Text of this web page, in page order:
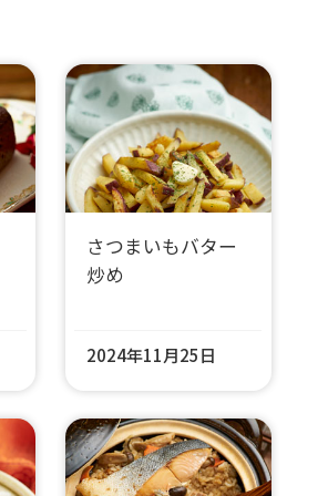
さつまいもバター
炒め
2024年11月25日